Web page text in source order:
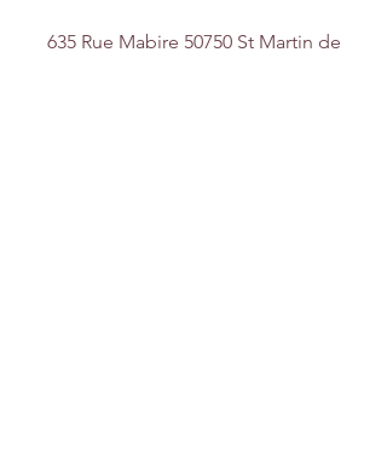
635 Rue Mabire 50750 St Martin de